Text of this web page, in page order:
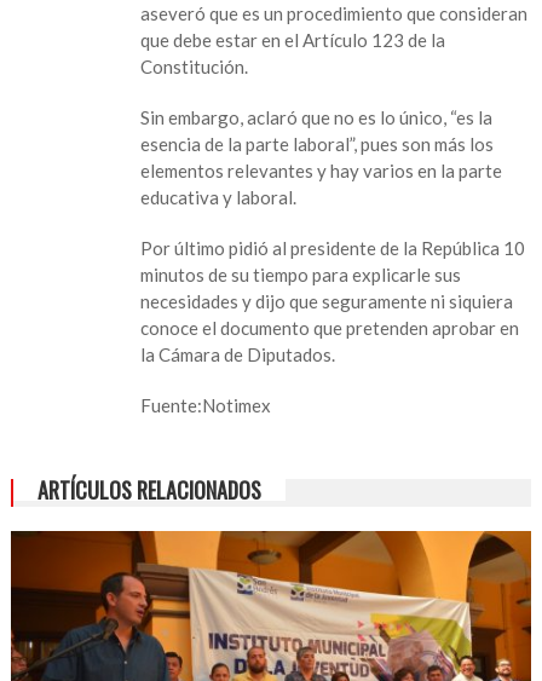
aseveró que es un procedimiento que consideran
que debe estar en el Artículo 123 de la
Constitución.
Sin embargo, aclaró que no es lo único, “es la
esencia de la parte laboral”, pues son más los
elementos relevantes y hay varios en la parte
educativa y laboral.
Por último pidió al presidente de la República 10
minutos de su tiempo para explicarle sus
necesidades y dijo que seguramente ni siquiera
conoce el documento que pretenden aprobar en
la Cámara de Diputados.
Fuente:Notimex
ARTÍCULOS RELACIONADOS